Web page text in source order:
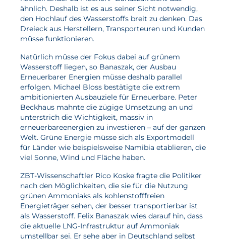
Vorteile für Mitarbeiter:innen
Aktuelles
Neuigkeiten
Projekte
Veranstaltungen
Publikationen
Awards und Auszeichnungen
Für die Presse
ähnlich. Deshalb ist es aus seiner Sicht notwendig,
den Hochlauf des Wasserstoffs breit zu denken. Das
Dreieck aus Herstellern, Transporteuren und Kunden
müsse funktionieren.
Natürlich müsse der Fokus dabei auf grünem
Wasserstoff liegen, so Banaszak, der Ausbau
Erneuerbarer Energien müsse deshalb parallel
erfolgen. Michael Bloss bestätigte die extrem
ambitionierten Ausbauziele für Erneuerbare. Peter
Beckhaus mahnte die zügige Umsetzung an und
unterstrich die Wichtigkeit, massiv in
erneuerbareenergien zu investieren – auf der ganzen
Welt. Grüne Energie müsse sich als Exportmodell
für Länder wie beispielsweise Namibia etablieren, die
viel Sonne, Wind und Fläche haben.
ZBT-Wissenschaftler Rico Koske fragte die Politiker
nach den Möglichkeiten, die sie für die Nutzung
grünen Ammoniaks als kohlenstofffreien
Energieträger sehen, der besser transportierbar ist
als Wasserstoff. Felix Banaszak wies darauf hin, dass
die aktuelle LNG-Infrastruktur auf Ammoniak
umstellbar sei. Er sehe aber in Deutschland selbst